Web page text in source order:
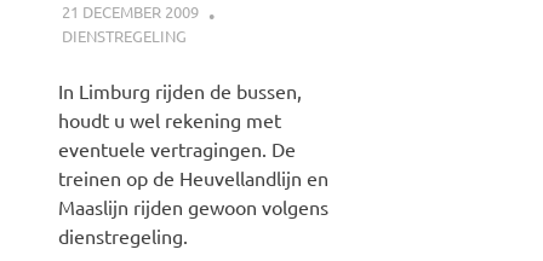
21 DECEMBER 2009
DIENSTREGELING
In Limburg rijden de bussen,
houdt u wel rekening met
eventuele vertragingen. De
treinen op de Heuvellandlijn en
Maaslijn rijden gewoon volgens
dienstregeling.